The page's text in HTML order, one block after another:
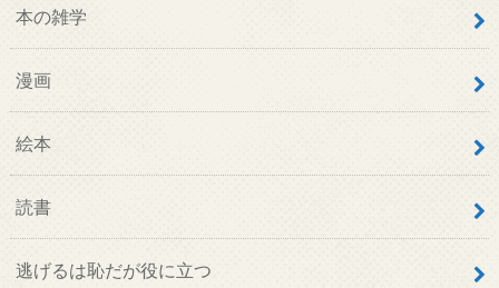
本の雑学
漫画
絵本
読書
逃げるは恥だが役に立つ